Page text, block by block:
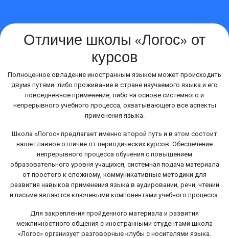
Отличие школы «Логос» от
курсов
Полноценное овладение иностранным языком может происходить
двумя путями: либо проживание в стране изучаемого языка и его
повседневное применение, либо на основе системного и
непрерывного учебного процесса, охватывающего все аспекты
применения языка.
Школа «Логос» предлагает именно второй путь и в этом состоит
наше главное отличие от периодических курсов. Обеспечение
непрерывного процесса обучения с повышением
образовательного уровня учащихся, системная подача материала
от простого к сложному, коммуникативные методики для
развития навыков применения языка в аудировании, речи, чтении
и письме являются ключевыми компонентами учебного процесса.
Для закрепления пройденного материала и развития
межличностного общения с иностранными студентами школа
«Логос» организует разговорные клубы с носителями языка.